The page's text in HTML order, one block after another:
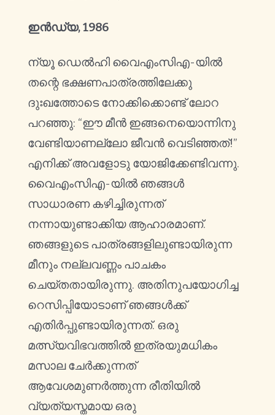
ഇൻഡ്യ, 1986
ന്യൂ ഡെൽഹി വൈഎംസിഎ-യിൽ
തന്റെ ഭക്ഷണപാത്രത്തിലേക്കു
ദുഃഖത്തോടെ നോക്കിക്കൊണ്ട് ലോറ
പറഞ്ഞു: “ഈ മീൻ ഇങ്ങനെയൊന്നിനു
വേണ്ടിയാണല്ലോ ജീവൻ വെടിഞ്ഞത്!”
എനിക്ക് അവളോടു യോജിക്കേണ്ടിവന്നു.
വൈഎംസിഎ-യിൽ ഞങ്ങൾ
സാധാരണ കഴിച്ചിരുന്നത്
നന്നായുണ്ടാക്കിയ ആഹാരമാണ്.
ഞങ്ങളുടെ പാത്രങ്ങളിലുണ്ടായിരുന്ന
മീനും നല്ലവണ്ണം പാചകം
ചെയ്തതായിരുന്നു. അതിനുപയോഗിച്ച
റെസിപ്പിയോടാണ് ഞങ്ങൾക്ക്
എതിർപ്പുണ്ടായിരുന്നത്. ഒരു
മത്സ്യവിഭവത്തിൽ ഇത്രയുമധികം
മസാല ചേർക്കുന്നത്
ആവേശമുണർത്തുന്ന രീതിയിൽ
വ്യത്യസ്തമായ ഒരു